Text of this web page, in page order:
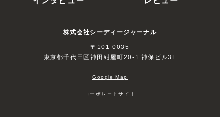
株式会社シーディージャーナル
〒101-0035
東京都千代田区神田紺屋町20-1 神保ビル3F
Google Map
コーポレートサイト